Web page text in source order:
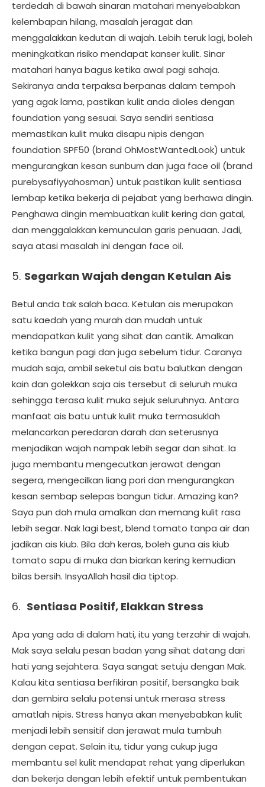
terdedah di bawah sinaran matahari menyebabkan
kelembapan hilang, masalah jeragat dan
menggalakkan kedutan di wajah. Lebih teruk lagi, boleh
meningkatkan risiko mendapat kanser kulit. Sinar
matahari hanya bagus ketika awal pagi sahaja.
Sekiranya anda terpaksa berpanas dalam tempoh
yang agak lama, pastikan kulit anda dioles dengan
foundation yang sesuai. Saya sendiri sentiasa
memastikan kulit muka disapu nipis dengan
foundation SPF50 (brand OhMostWantedLook) untuk
mengurangkan kesan sunburn dan juga face oil (brand
purebysafiyyahosman) untuk pastikan kulit sentiasa
lembap ketika bekerja di pejabat yang berhawa dingin.
Penghawa dingin membuatkan kulit kering dan gatal,
dan menggalakkan kemunculan garis penuaan. Jadi,
saya atasi masalah ini dengan face oil.
5. Segarkan Wajah dengan Ketulan Ais
Betul anda tak salah baca. Ketulan ais merupakan
satu kaedah yang murah dan mudah untuk
mendapatkan kulit yang sihat dan cantik. Amalkan
ketika bangun pagi dan juga sebelum tidur. Caranya
mudah saja, ambil seketul ais batu balutkan dengan
kain dan golekkan saja ais tersebut di seluruh muka
sehingga terasa kulit muka sejuk seluruhnya. Antara
manfaat ais batu untuk kulit muka termasuklah
melancarkan peredaran darah dan seterusnya
menjadikan wajah nampak lebih segar dan sihat. Ia
juga membantu mengecutkan jerawat dengan
segera, mengecilkan liang pori dan mengurangkan
kesan sembap selepas bangun tidur. Amazing kan?
Saya pun dah mula amalkan dan memang kulit rasa
lebih segar. Nak lagi best, blend tomato tanpa air dan
jadikan ais kiub. Bila dah keras, boleh guna ais kiub
tomato sapu di muka dan biarkan kering kemudian
bilas bersih. InsyaAllah hasil dia tiptop.
6. Sentiasa Positif, Elakkan Stress
Apa yang ada di dalam hati, itu yang terzahir di wajah.
Mak saya selalu pesan badan yang sihat datang dari
hati yang sejahtera. Saya sangat setuju dengan Mak.
Kalau kita sentiasa berfikiran positif, bersangka baik
dan gembira selalu potensi untuk merasa stress
amatlah nipis. Stress hanya akan menyebabkan kulit
menjadi lebih sensitif dan jerawat mula tumbuh
dengan cepat. Selain itu, tidur yang cukup juga
membantu sel kulit mendapat rehat yang diperlukan
dan bekerja dengan lebih efektif untuk pembentukan